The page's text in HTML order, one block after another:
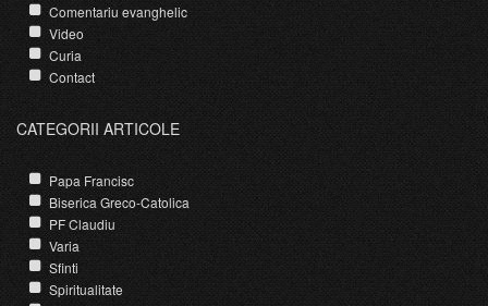
Comentariu evanghelic
Video
Curia
Contact
CATEGORII ARTICOLE
Papa Francisc
Biserica Greco-Catolica
PF Claudiu
Varia
Sfinti
Spiritualitate